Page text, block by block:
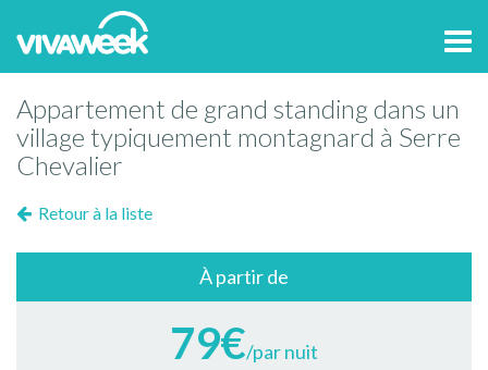
Appartement de grand standing dans un
village typiquement montagnard à Serre
Chevalier
Retour à la liste
À partir de
79€/par nuit